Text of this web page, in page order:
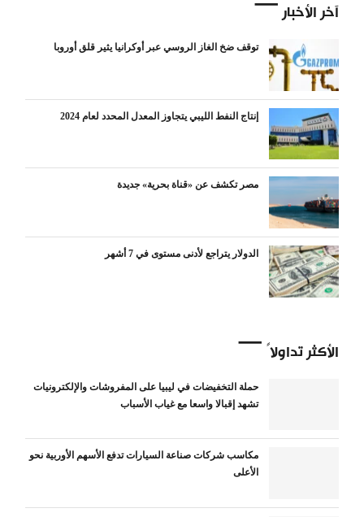
آخر الأخبار
توقف ضخ الغاز الروسي عبر أوكرانيا يثير قلق أوروبا
إنتاج النفط الليبي يتجاوز المعدل المحدد لعام 2024
مصر تكشف عن «قناة بحرية» جديدة
الدولار يتراجع لأدنى مستوى في 7 أشهر
الأكثر تداولاً
حملة التخفيضات في ليبيا على المفروشات والإلكترونيات
تشهد إقبالا واسعا مع غياب الأسباب
مكاسب شركات صناعة السيارات تدفع الأسهم الأوربية نحو
الأعلى